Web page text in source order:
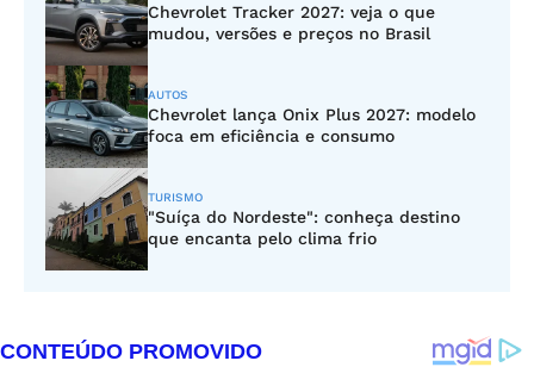
Chevrolet Tracker 2027: veja o que
mudou, versões e preços no Brasil
AUTOS
Chevrolet lança Onix Plus 2027: modelo
foca em eficiência e consumo
TURISMO
"Suíça do Nordeste": conheça destino
que encanta pelo clima frio